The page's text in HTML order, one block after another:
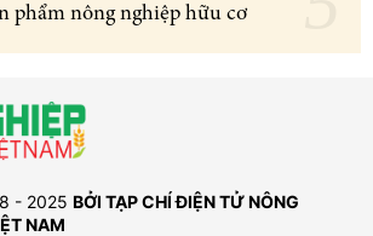
phẩm nông nghiệp hữu cơ
- 2025 BỞI TẠP CHÍ ĐIỆN TỬ NÔNG
NAM